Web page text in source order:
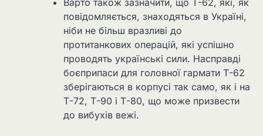
повідомляється, знаходяться в Україні,
ніби не більш вразливі до
протитанкових операцій, які успішно
проводять українські сили. Насправді
боєприпаси для головної гармати Т-62
зберігаються в корпусі так само, як і на
Т-72, ​​Т-90 і Т-80, що може призвести
до вибухів вежі.